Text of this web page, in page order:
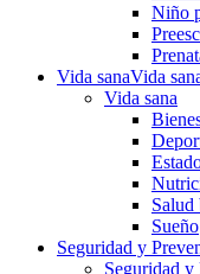
Niño
Vida sanaVida
Vida sana
Salud
Sueño
Seguridad y
Seguridad y